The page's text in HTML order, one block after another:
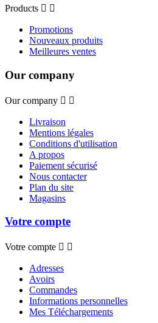
Products  
Promotions
Nouveaux produits
Meilleures ventes
Our company
Our company  
Livraison
Mentions légales
Conditions d'utilisation
A propos
Paiement sécurisé
Nous contacter
Plan du site
Magasins
Votre compte
Votre compte  
Adresses
Avoirs
Commandes
Informations personnelles
Mes Téléchargements